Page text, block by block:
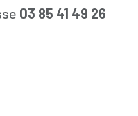
03 85 41 49 26